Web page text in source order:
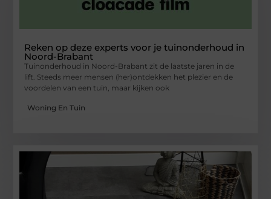
Reken op deze experts voor je tuinonderhoud in
Noord-Brabant
Tuinonderhoud in Noord-Brabant zit de laatste jaren in de
lift. Steeds meer mensen (her)ontdekken het plezier en de
voordelen van een tuin, maar kijken ook
Woning En Tuin